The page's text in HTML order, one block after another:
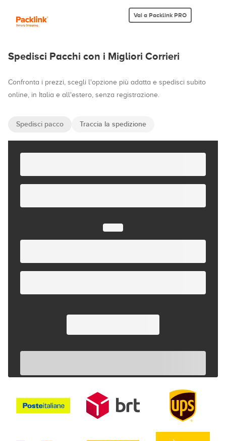
Vai a Packlink PRO
Spedisci Pacchi con i Migliori Corrieri
Confronta i prezzi, scegli l'opzione più adatta e spedisci subito
online, in Italia e all'estero, senza registrazione.
Spedisci pacco Traccia la spedizione